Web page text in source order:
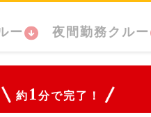
ー 夜間勤務クルー
約 1 分で完了！